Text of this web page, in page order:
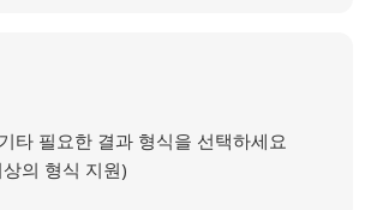
타 필요한 결과 형식을 선택하세요
의 형식 지원)